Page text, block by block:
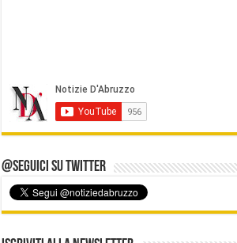
@Seguici su Twitter